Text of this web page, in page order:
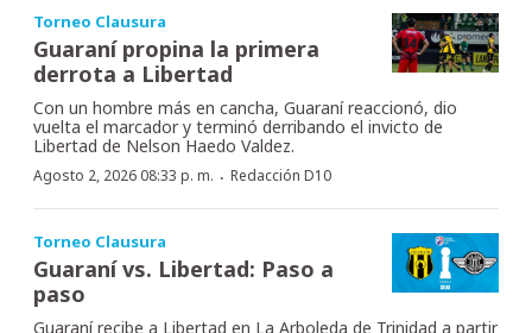
Torneo Clausura
Guaraní propina la primera
derrota a Libertad
Con un hombre más en cancha, Guaraní reaccionó, dio
vuelta el marcador y terminó derribando el invicto de
Libertad de Nelson Haedo Valdez.
Agosto 2, 2026 08:33 p. m. · Redacción D10
Torneo Clausura
Guaraní vs. Libertad: Paso a
paso
Guaraní recibe a Libertad en La Arboleda de Trinidad a partir